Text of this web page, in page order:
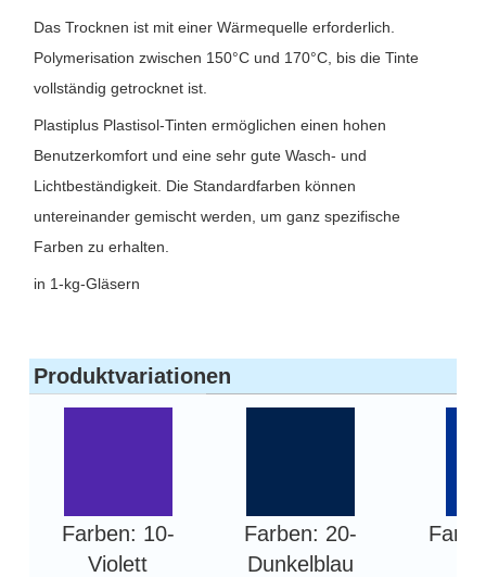
Das Trocknen ist mit einer Wärmequelle erforderlich.
Polymerisation zwischen 150°C und 170°C, bis die Tinte
vollständig getrocknet ist.
Plastiplus Plastisol-Tinten ermöglichen einen hohen
Benutzerkomfort und eine sehr gute Wasch- und
Lichtbeständigkeit. Die Standardfarben können
untereinander gemischt werden, um ganz spezifische
Farben zu erhalten.
in 1-kg-Gläsern
Produktvariationen
Farben: 10-
Violett
Farben: 20-
Dunkelblau